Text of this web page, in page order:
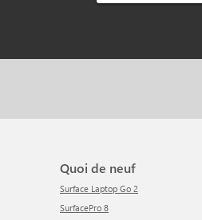
Quoi de neuf
Surface Laptop Go 2
SurfacePro 8